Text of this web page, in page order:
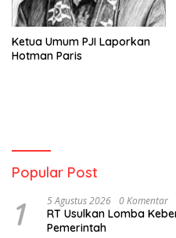
Ketua Umum PJI Laporkan
Hotman Paris
Popular Post
1 5 Agustus 2026 0 Komentar
RT Usulkan Lomba
Pemerintah